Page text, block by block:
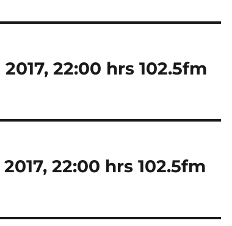
22:00 hrs 102.5fm
22:00 hrs 102.5fm